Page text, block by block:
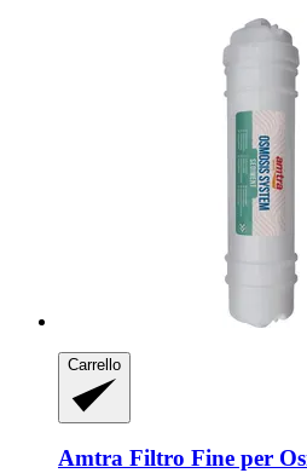
Carrello
Amtra Filtro Fine per